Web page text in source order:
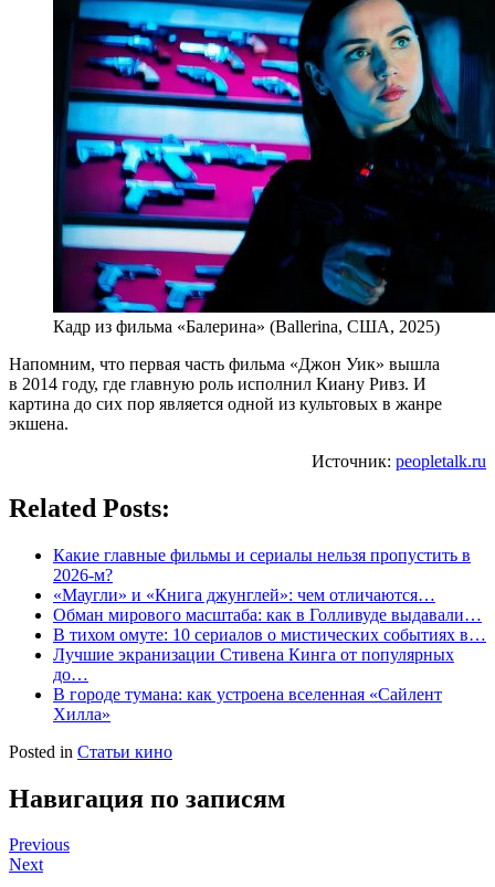
Кадр из фильма «Балерина» (Ballerina, США, 2025)
Напомним, что первая часть фильма «Джон Уик» вышла
в 2014 году, где главную роль исполнил Киану Ривз. И
картина до сих пор является одной из культовых в жанре
экшена.
Источник: peopletalk.ru
Related Posts:
Какие главные фильмы и сериалы нельзя пропустить в
2026-м?
«Маугли» и «Книга джунглей»: чем отличаются…
Обман мирового масштаба: как в Голливуде выдавали…
В тихом омуте: 10 сериалов о мистических событиях в…
Лучшие экранизации Стивена Кинга от популярных
до…
В городе тумана: как устроена вселенная «Сайлент
Хилла»
Posted in Статьи кино
Навигация по записям
Previous
Next